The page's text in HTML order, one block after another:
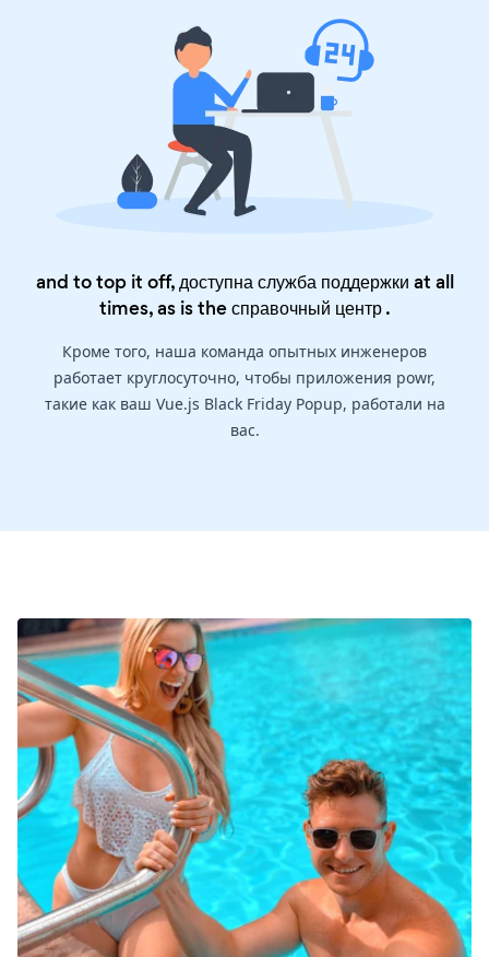
and to top it off, доступна служба поддержки at all
times, as is theсправочный центр.
Кроме того, наша команда опытных инженеров
работает круглосуточно, чтобы приложения powr,
такие как ваш Vue.js Black Friday Popup, работали на
вас.